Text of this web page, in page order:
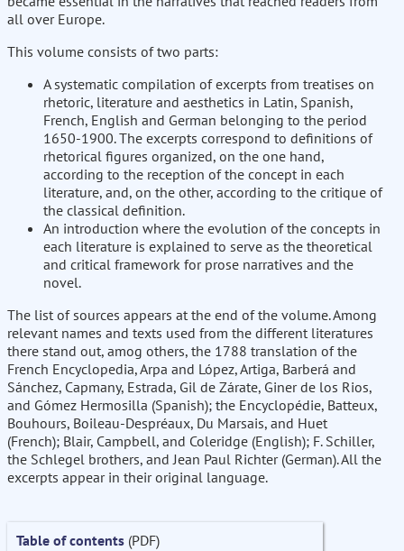
all over Europe.
This volume consists of two parts:
A systematic compilation of excerpts from treatises on
rhetoric, literature and aesthetics in Latin, Spanish,
French, English and German belonging to the period
1650-1900. The excerpts correspond to definitions of
rhetorical figures organized, on the one hand,
according to the reception of the concept in each
literature, and, on the other, according to the critique of
the classical definition.
An introduction where the evolution of the concepts in
each literature is explained to serve as the theoretical
and critical framework for prose narratives and the
novel.
The list of sources appears at the end of the volume. Among
relevant names and texts used from the different literatures
there stand out, amog others, the 1788 translation of the
French Encyclopedia, Arpa and López, Artiga, Barberá and
Sánchez, Capmany, Estrada, Gil de Zárate, Giner de los Rios,
and Gómez Hermosilla (Spanish); the Encyclopédie, Batteux,
Bouhours, Boileau-Despréaux, Du Marsais, and Huet
(French); Blair, Campbell, and Coleridge (English); F. Schiller,
the Schlegel brothers, and Jean Paul Richter (German). All the
excerpts appear in their original language.
Table of contents (PDF)